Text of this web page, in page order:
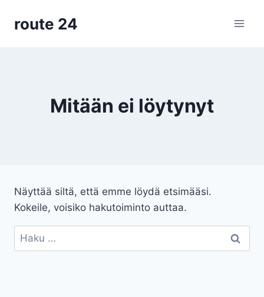
sisältöön
route 24
Mitään ei löytynyt
Näyttää siltä, että emme löydä etsimääsi.
Kokeile, voisiko hakutoiminto auttaa.
Haku: